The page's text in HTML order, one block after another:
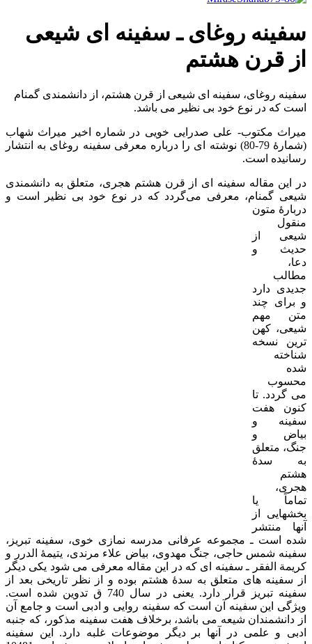
سفینه روغای ـ سفینه ای شیعی
از قرن هشتم
سفینه روغای، سفینه ای شیعی از قرن هشتم، از دانشمندی گمنام
است که در نوع خود بی نظیر می باشد.
میراث مکتوب- علی صدرایی خویی در شماره اخیر میراث شهاب
(شمارۀ 79-80) نوشته ای را درباره معرفی سفینه روغای به انتشار
رسانیده است.
در این مقاله سفینه ای از قرن هشتم هجری، متعلق به دانشمندی
شیعی گمنام، معرفی می‌گردد که در نوع خود بی نظیر است و
دربارۀ متون
منقول
شیعی از
حدیث و
دعا،
مطالب
جدیدی دارد
و برای چند
متن مهم
شیعی، کهن
ترین نسخه
شناخته
شده
محسوب
می گردد. تا
کنون هفت
سفینه و
بیاض و
جنگ، متعلق
به سدۀ
هشتم
هجری،
تماماً یا
بخشهایی از
آنها منتشر
شده است ـ مجموعه عرفانی مدرسه نمازی خوی، سفینه تبریز،
سفینه شمس حاجی، جنگ مهدوی، بیاض علاء مرندی، یتیمۀ الدرر و
کریمة الفقر ـ سفینه ای که در این مقاله معرفی می شود یکی دیگر
از سفینه های متعلق به سدۀ هشتم بوده و از نظر تاریخی بعد از
سفینه تبریز قرار دارد. یعنی در سال 740 ق تدوین شده است.
ویژگی این سفینه آن است که سفینه روایی و ادبی است و جامع آن
از دانشمندان شیعه می باشد، برخلاف هفت سفینه مذکور، که جنبه
ادبی و علمی در آنها بر دیگر موضوعات غلبه دارد. این سفینه